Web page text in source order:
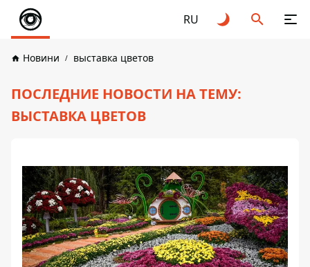
RU
Новини выставка цветов
ПОСЛЕДНИЕ НОВОСТИ НА ТЕМУ:
ВЫСТАВКА ЦВЕТОВ